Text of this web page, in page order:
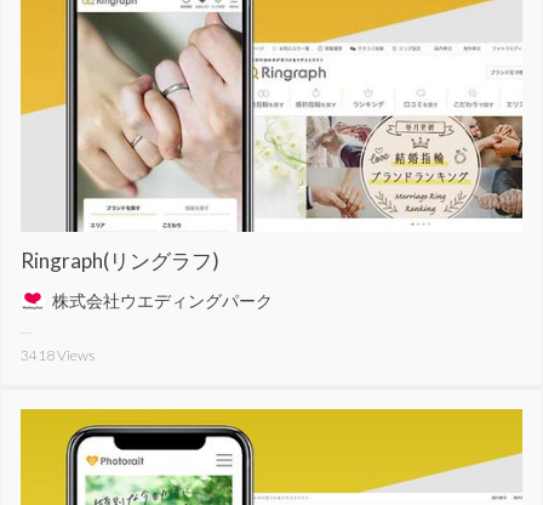
Ringraph(リングラフ)
株式会社ウエディングパーク
3418Views